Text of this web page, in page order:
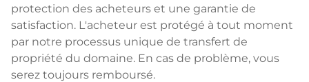
protection des acheteurs et une garantie de
satisfaction. L'acheteur est protégé à tout moment
par notre processus unique de transfert de
propriété du domaine. En cas de problème, vous
serez toujours remboursé.